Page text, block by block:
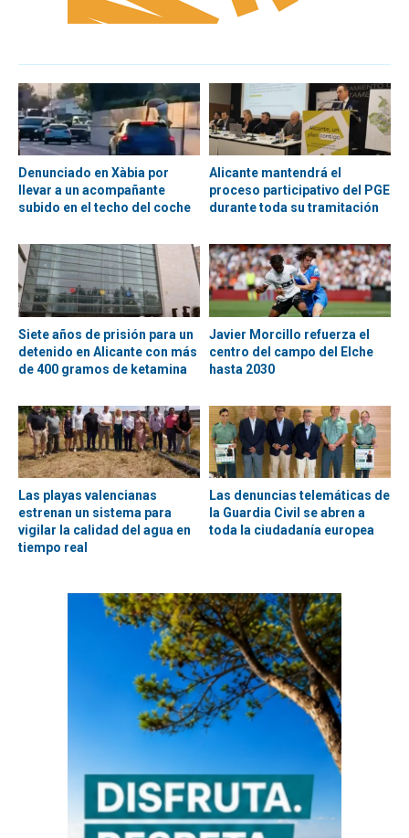
Denunciado en Xàbia por
llevar a un acompañante
subido en el techo del coche
Alicante mantendrá el
proceso participativo del PGE
durante toda su tramitación
Siete años de prisión para un
detenido en Alicante con más
de 400 gramos de ketamina
Javier Morcillo refuerza el
centro del campo del Elche
hasta 2030
Las playas valencianas
estrenan un sistema para
vigilar la calidad del agua en
tiempo real
Las denuncias telemáticas de
la Guardia Civil se abren a
toda la ciudadanía europea